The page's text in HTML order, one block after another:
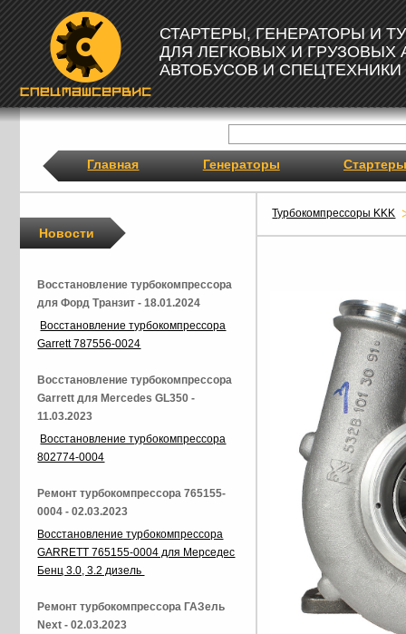
СТАРТЕРЫ, ГЕНЕРАТОРЫ И
ДЛЯ ЛЕГКОВЫХ И ГРУЗОВЫХ
АВТОБУСОВ И СПЕЦТЕХНИКИ
Главная Генераторы Стартеры
Турбокомпрессоры KKK
Новости
Восстановление турбокомпрессора
для Форд Транзит - 18.01.2024
Восстановление турбокомпрессора
Garrett 787556-0024
Восстановление турбокомпрессора
Garrett для Mercedes GL350 -
11.03.2023
Восстановление турбокомпрессора
802774-0004
Ремонт турбокомпрессора 765155-
0004 - 02.03.2023
Восстановление турбокомпрессора
GARRETT 765155-0004 для Мерседес
Бенц 3.0, 3.2 дизель
Ремонт турбокомпрессора ГАЗель
Next - 02.03.2023